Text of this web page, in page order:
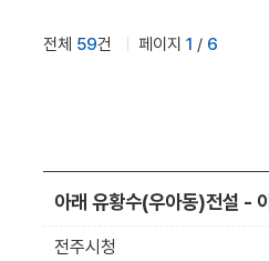
전체 59건 페이지 1 / 6
주
시
아래 유황수(우아동)전설 -
전주시청